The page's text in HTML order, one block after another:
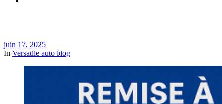
juin 17, 2025
In Versatile auto blog